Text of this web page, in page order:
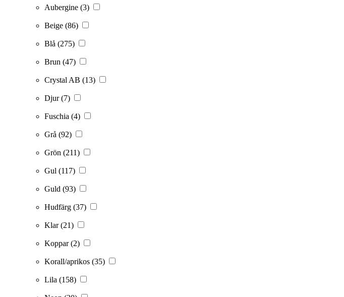
Aubergine (3)
Beige (86)
Blå (275)
Brun (47)
Crystal AB (13)
Djur(7)
Fuschia (4)
Grå (92)
Grön (211)
Gul (117)
Guld (93)
Hudfärg (37)
Klar(21)
Koppar(2)
Korall/aprikos (35)
Lila (158)